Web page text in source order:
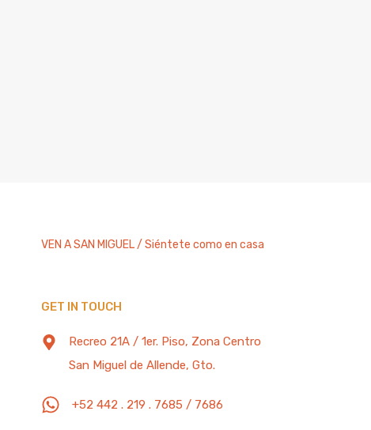
VEN A SAN MIGUEL / Siéntete como en casa
GET IN TOUCH
Recreo 21A / 1er. Piso, Zona Centro
San Miguel de Allende, Gto.
+52 442 . 219 . 7685 / 7686